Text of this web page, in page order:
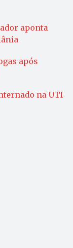
aponta
após
na UTI